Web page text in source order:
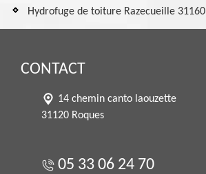
Hydrofuge de toiture Razecueille 31160
CONTACT
14 chemin canto laouzette
31120 Roques
05 33 06 24 70